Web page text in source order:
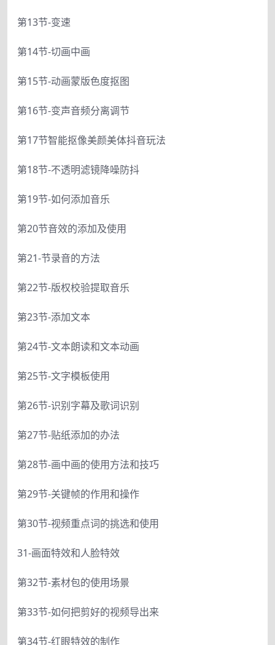
第13节-变速
第14节-切画中画
第15节-动画蒙版色度抠图
第16节-变声音频分离调节
第17节智能抠像美颜美体抖音玩法
第18节-不透明滤镜降噪防抖
第19节-如何添加音乐
第20节音效的添加及使用
第21-节录音的方法
第22节-版权校验提取音乐
第23节-添加文本
第24节-文本朗读和文本动画
第25节-文字模板使用
第26节-识别字幕及歌词识别
第27节-贴纸添加的办法
第28节-画中画的使用方法和技巧
第29节-关键帧的作用和操作
第30节-视频重点词的挑选和使用
31-画面特效和人脸特效
第32节-素材包的使用场景
第33节-如何把剪好的视频导出来
第34节-红眼特效的制作